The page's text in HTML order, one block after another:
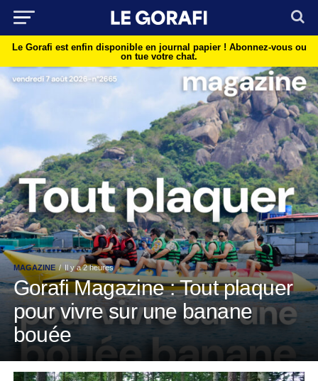
Le Gorafi est enfin disponible en journal papier ! Abonnez-vous ou
on tue votre chat.
MAGAZINE Il y a 2 heures
Gorafi Magazine : Tout plaquer
pour vivre sur une banane
bouée